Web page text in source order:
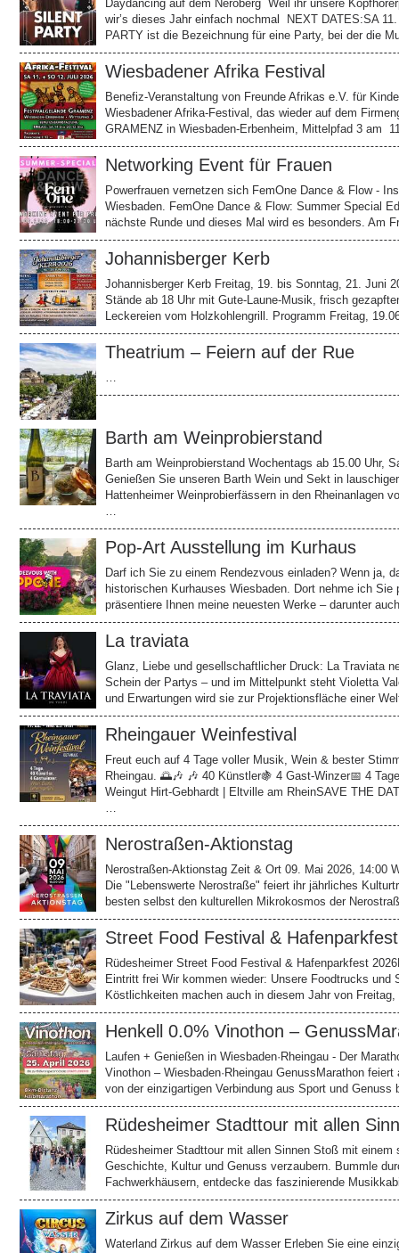
Daydancing auf dem Neroberg Weil ihr unsere
wir’s dieses Jahr einfach nochmal NEXT DATES:SA
PARTY ist die Bezeichnung für eine Party, bei der die
Wiesbadener Afrika Festival
Benefiz-Veranstaltung von Freunde Afrikas e.V. für
Wiesbadener Afrika-Festival, das wieder auf dem
GRAMENZ in Wiesbaden-Erbenheim, Mittelpfad 3 am
Networking Event für Frauen
Powerfrauen vernetzen sich FemOne Dance & Flow -
Wiesbaden. FemOne Dance & Flow: Summer Special
nächste Runde und dieses Mal wird es besonders. Am
Johannisberger Kerb
Johannisberger Kerb Freitag, 19. bis Sonntag, 21. Juni
Stände ab 18 Uhr mit Gute-Laune-Musik, frisch
Leckereien vom Holzkohlengrill. Programm Freitag,
Theatrium – Feiern auf der Rue
…
Barth am Weinprobierstand
Barth am Weinprobierstand Wochentags ab 15.00 Uhr,
Genießen Sie unseren Barth Wein und Sekt in
Hattenheimer Weinprobierfässern in den Rheinanlagen
…
Pop-Art Ausstellung im Kurhaus
Darf ich Sie zu einem Rendezvous einladen? Wenn ja,
historischen Kurhauses Wiesbaden. Dort nehme ich
präsentiere Ihnen meine neuesten Werke – darunter
La traviata
Glanz, Liebe und gesellschaftlicher Druck: La Traviata
Schein der Partys – und im Mittelpunkt steht Violetta
und Erwartungen wird sie zur Projektionsfläche einer
Rheingauer Weinfestival
Freut euch auf 4 Tage voller Musik, Wein & bester
Rheingau. 🌅🎶 🎶 40 Künstler🍇 4 Gast-Winzer📅 4
Weingut Hirt-Gebhardt | Eltville am RheinSAVE THE
…
Nerostraßen-Aktionstag
Nerostraßen-Aktionstag Zeit & Ort 09. Mai 2026, 14:00
Die "Lebenswerte Nerostraße" feiert ihr jährliches
besten selbst den kulturellen Mikrokosmos der
Street Food Festival &
Rüdesheimer Street Food Festival & Hafenparkfest
Eintritt frei Wir kommen wieder: Unsere Foodtrucks und
Köstlichkeiten machen auch in diesem Jahr von
Henkell 0.0% Vinothon –
Laufen + Genießen in Wiesbaden·Rheingau - Der
Vinothon – Wiesbaden·Rheingau GenussMarathon
von der einzigartigen Verbindung aus Sport und
Rüdesheimer Stadttour mit allen
Rüdesheimer Stadttour mit allen Sinnen Stoß mit
Geschichte, Kultur und Genuss verzaubern. Bummle
Fachwerkhäusern, entdecke das faszinierende
Zirkus auf dem Wasser
Waterland Zirkus auf dem Wasser Erleben Sie eine